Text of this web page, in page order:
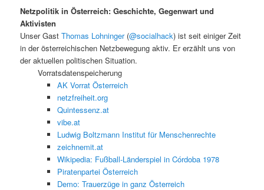
Netzpolitik in Österreich: Geschichte, Gegenwart und
Aktivisten
Unser GastThomas Lohninger(@socialhack) ist seit einiger Zeit
in der österreichischen Netzbewegung aktiv. Er erzählt uns von
der aktuellen politischen Situation.
Vorratsdatenspeicherung
AK Vorrat Österreich
netzfreiheit.org
Quintessenz.at
vibe.at
Ludwig Boltzmann Institut für Menschenrechte
zeichnemit.at
Wikipedia: Fußball-Länderspiel in Córdoba 1978
Piratenpartei Österreich
Demo: Trauerzüge in ganz Österreich